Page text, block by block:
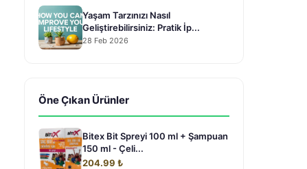
Yaşam Tarzınızı Nasıl
Geliştirebilirsiniz: Pratik İp...
28 Feb 2026
Öne Çıkan Ürünler
Bitex Bit Spreyi 100 ml + Şampuan
150 ml - Çeli...
204.99 ₺